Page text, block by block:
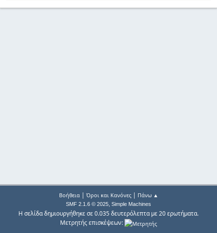
Βοήθεια| Όροι και Κανόνες| Πάνω ▲
SMF 2.1.6 © 2025, Simple Machines
Η σελίδα δημιουργήθηκε σε 0.035 δευτερόλεπτα με 20 ερωτήματα.
Μετρητής επισκέψεων: